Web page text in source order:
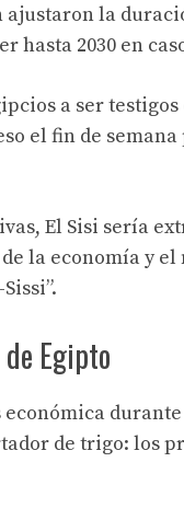
la
hasta 2030 en
a ser
el fin de
El Sisi sería
la economía y
Egipto
de trigo: los